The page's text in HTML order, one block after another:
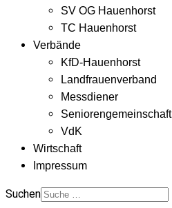
SV OG Hauenhorst
TC Hauenhorst
Verbände
KfD-Hauenhorst
Landfrauenverband
Messdiener
Seniorengemeinschaft
VdK
Wirtschaft
Impressum
Suchen